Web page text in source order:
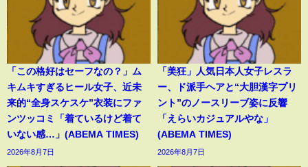
「この格好はセーフなの？」ム
キムキすぎるヒール女子、近未
来的“全身スケスケ”衣装にファ
ンツッコミ「着ているけど着て
いない感…」(ABEMA TIMES)
2026年8月7日
「美狂」人気日本人女子レスラ
ー、ド派手ヘアと“大胆漢字プリ
ント”のノースリーブ姿に反響
「えらいカジュアルやな」
(ABEMA TIMES)
2026年8月7日